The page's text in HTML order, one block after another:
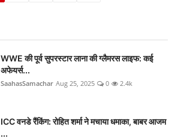
WWE की पूर्व सुपरस्टार लाना की ग्लैमरस लाइफ: कई
अफेयर्स...
SaahasSamachar Aug 25, 2025 0 2.4k
ICC वनडे रैंकिंग: रोहित शर्मा ने मचाया धमाका, बाबर आजम
...